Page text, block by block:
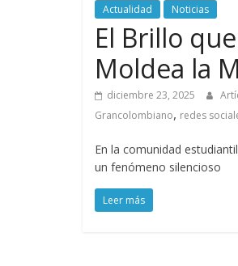
Actualidad Noticias
El Brillo
Moldea la
diciembre 23, 2025
Grancolombiano, redes
En la comunidad
un fenómeno silencioso
Leer más